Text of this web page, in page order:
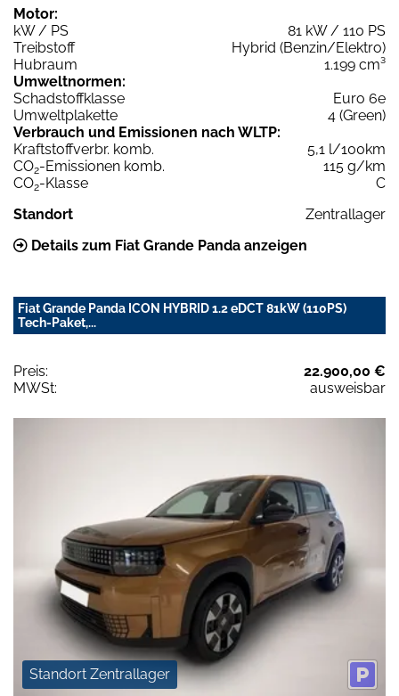
Motor:
kW / PS
81 kW / 110 PS
Treibstoff
Hybrid (Benzin/Elektro)
Hubraum
1.199 cm³
Umweltnormen:
Schadstoffklasse
Euro 6e
Umweltplakette
4 (Green)
Verbrauch und Emissionen nach WLTP:
Kraftstoffverbr. komb.
5,1 l/100km
CO2-Emissionen komb.
115 g/km
CO2-Klasse
C
Standort
Zentrallager
Details zum Fiat Grande Panda anzeigen
Fiat Grande Panda ICON HYBRID 1.2 eDCT 81kW (110PS)
Tech-Paket,...
Preis:
22.900,00 €
MWSt:
ausweisbar
Standort Zentrallager